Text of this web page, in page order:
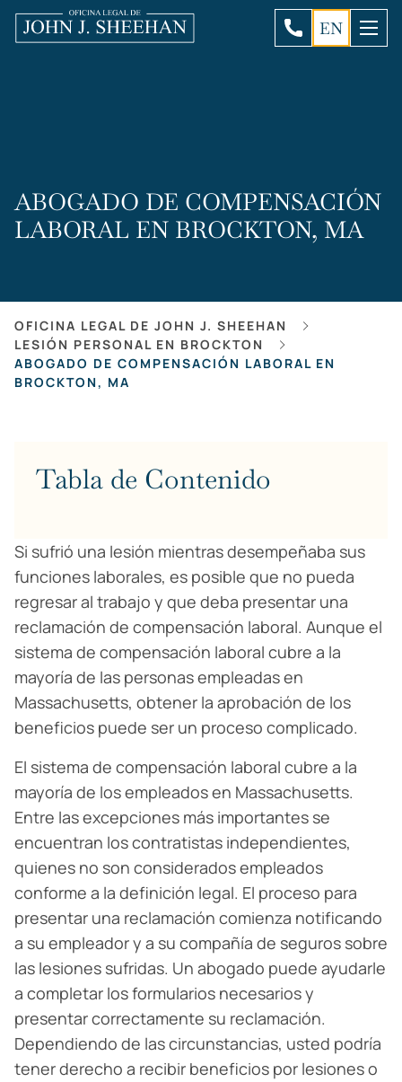
EN
ABOGADO DE COMPENSACIÓN
LABORAL EN BROCKTON, MA
OFICINA LEGAL DE JOHN J. SHEEHAN
LESIÓN PERSONAL EN BROCKTON
ABOGADO DE COMPENSACIÓN LABORAL EN
BROCKTON, MA
Tabla de Contenido
Si sufrió una lesión mientras desempeñaba sus
funciones laborales, es posible que no pueda
regresar al trabajo y que deba presentar una
reclamación de compensación laboral. Aunque el
sistema de compensación laboral cubre a la
mayoría de las personas empleadas en
Massachusetts, obtener la aprobación de los
beneficios puede ser un proceso complicado.
El sistema de compensación laboral cubre a la
mayoría de los empleados en Massachusetts.
Entre las excepciones más importantes se
encuentran los contratistas independientes,
quienes no son considerados empleados
conforme a la definición legal. El proceso para
presentar una reclamación comienza notificando
a su empleador y a su compañía de seguros sobre
las lesiones sufridas. Un abogado puede ayudarle
a completar los formularios necesarios y
presentar correctamente su reclamación.
Dependiendo de las circunstancias, usted podría
tener derecho a recibir beneficios por lesiones o